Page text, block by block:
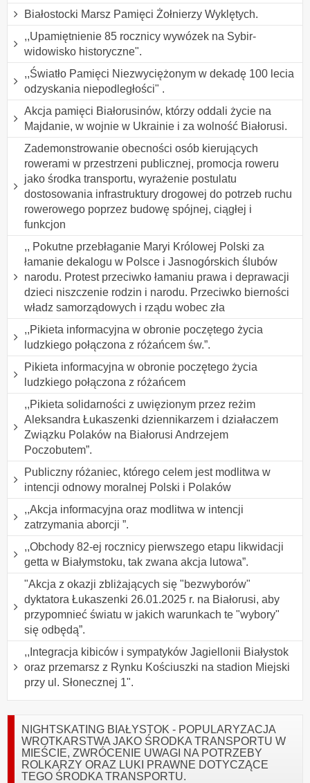
Białostocki Marsz Pamięci Żołnierzy Wyklętych.
,,Upamiętnienie 85 rocznicy wywózek na Sybir-
widowisko historyczne".
,,Światło Pamięci Niezwyciężonym w dekadę 100 lecia
odzyskania niepodległości" .
Akcja pamięci Białorusinów, którzy oddali życie na
Majdanie, w wojnie w Ukrainie i za wolność Białorusi.
Zademonstrowanie obecności osób kierujących
rowerami w przestrzeni publicznej, promocja roweru
jako środka transportu, wyrażenie postulatu
dostosowania infrastruktury drogowej do potrzeb ruchu
rowerowego poprzez budowę spójnej, ciągłej i
funkcjon
,, Pokutne przebłaganie Maryi Królowej Polski za
łamanie dekalogu w Polsce i Jasnogórskich ślubów
narodu. Protest przeciwko łamaniu prawa i deprawacji
dzieci niszczenie rodzin i narodu. Przeciwko bierności
władz samorządowych i rządu wobec zła
,,Pikieta informacyjna w obronie poczętego życia
ludzkiego połączona z różańcem św.”.
Pikieta informacyjna w obronie poczętego życia
ludzkiego połączona z różańcem
,,Pikieta solidarności z uwięzionym przez reżim
Aleksandra Łukaszenki dziennikarzem i działaczem
Związku Polaków na Białorusi Andrzejem
Poczobutem”.
Publiczny różaniec, którego celem jest modlitwa w
intencji odnowy moralnej Polski i Polaków
,,Akcja informacyjna oraz modlitwa w intencji
zatrzymania aborcji ”.
,,Obchody 82-ej rocznicy pierwszego etapu likwidacji
getta w Białymstoku, tak zwana akcja lutowa”.
"Akcja z okazji zbliżających się "bezwyborów"
dyktatora Łukaszenki 26.01.2025 r. na Białorusi, aby
przypomnieć światu w jakich warunkach te "wybory"
się odbędą”.
,,Integracja kibiców i sympatyków Jagiellonii Białystok
oraz przemarsz z Rynku Kościuszki na stadion Miejski
przy ul. Słonecznej 1".
NIGHTSKATING BIAŁYSTOK - POPULARYZACJA
WROTKARSTWA JAKO ŚRODKA TRANSPORTU W
MIEŚCIE, ZWRÓCENIE UWAGI NA POTRZEBY
ROLKARZY ORAZ LUKI PRAWNE DOTYCZĄCE
TEGO ŚRODKA TRANSPORTU.